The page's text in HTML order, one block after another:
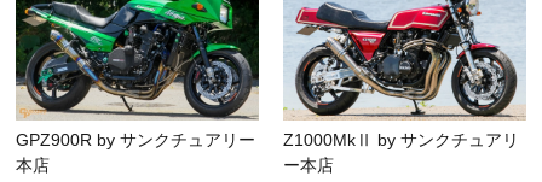
GPZ900R by サンクチュアリー
本店
Z1000MkⅡ by サンクチュアリ
ー本店